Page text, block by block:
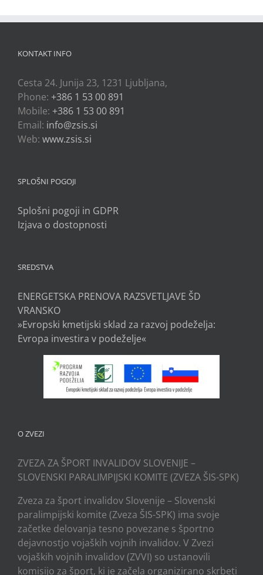
KONTAKT INFO
Cesta 24. Junija 23, 1231 Ljubljana,
Phone: +386 1 53 00 891
Mobile: +386 1 53 00 891
Email: info@zsis.si
Web: www.zsis.si
SPLOŠNI POGOJI
Splošni pogoji in GDPR
Izjava o dostopnosti
SREDSTVA
ENERGETSKA PRENOVA RAZSVETLJAVE ŠD
VRANSKO
»Evropski kmetijski sklad za razvoj podeželja:
Evropa investira v podeželje«
O ZVEZI
ZVEZA ZA ŠPORT INVALIDOV SLOVENIJE –
SLOVENSKI PARALIMPIJSKI KOMITE (ZVEZA ŠIS-SPK)
Zveza za šport invalidov Slovenije – Slovenski
paralimpijski komite (Zveza ŠIS-SPK) ima svoje
začetke delovanja tesno povezane s športno
dejavnostjo vojaških vojnih invalidov. V Zvezi
vojaških vojnih invalidov (ZVVI) so ustanovili
komisijo za šport, ki je začela organizirano skrbeti